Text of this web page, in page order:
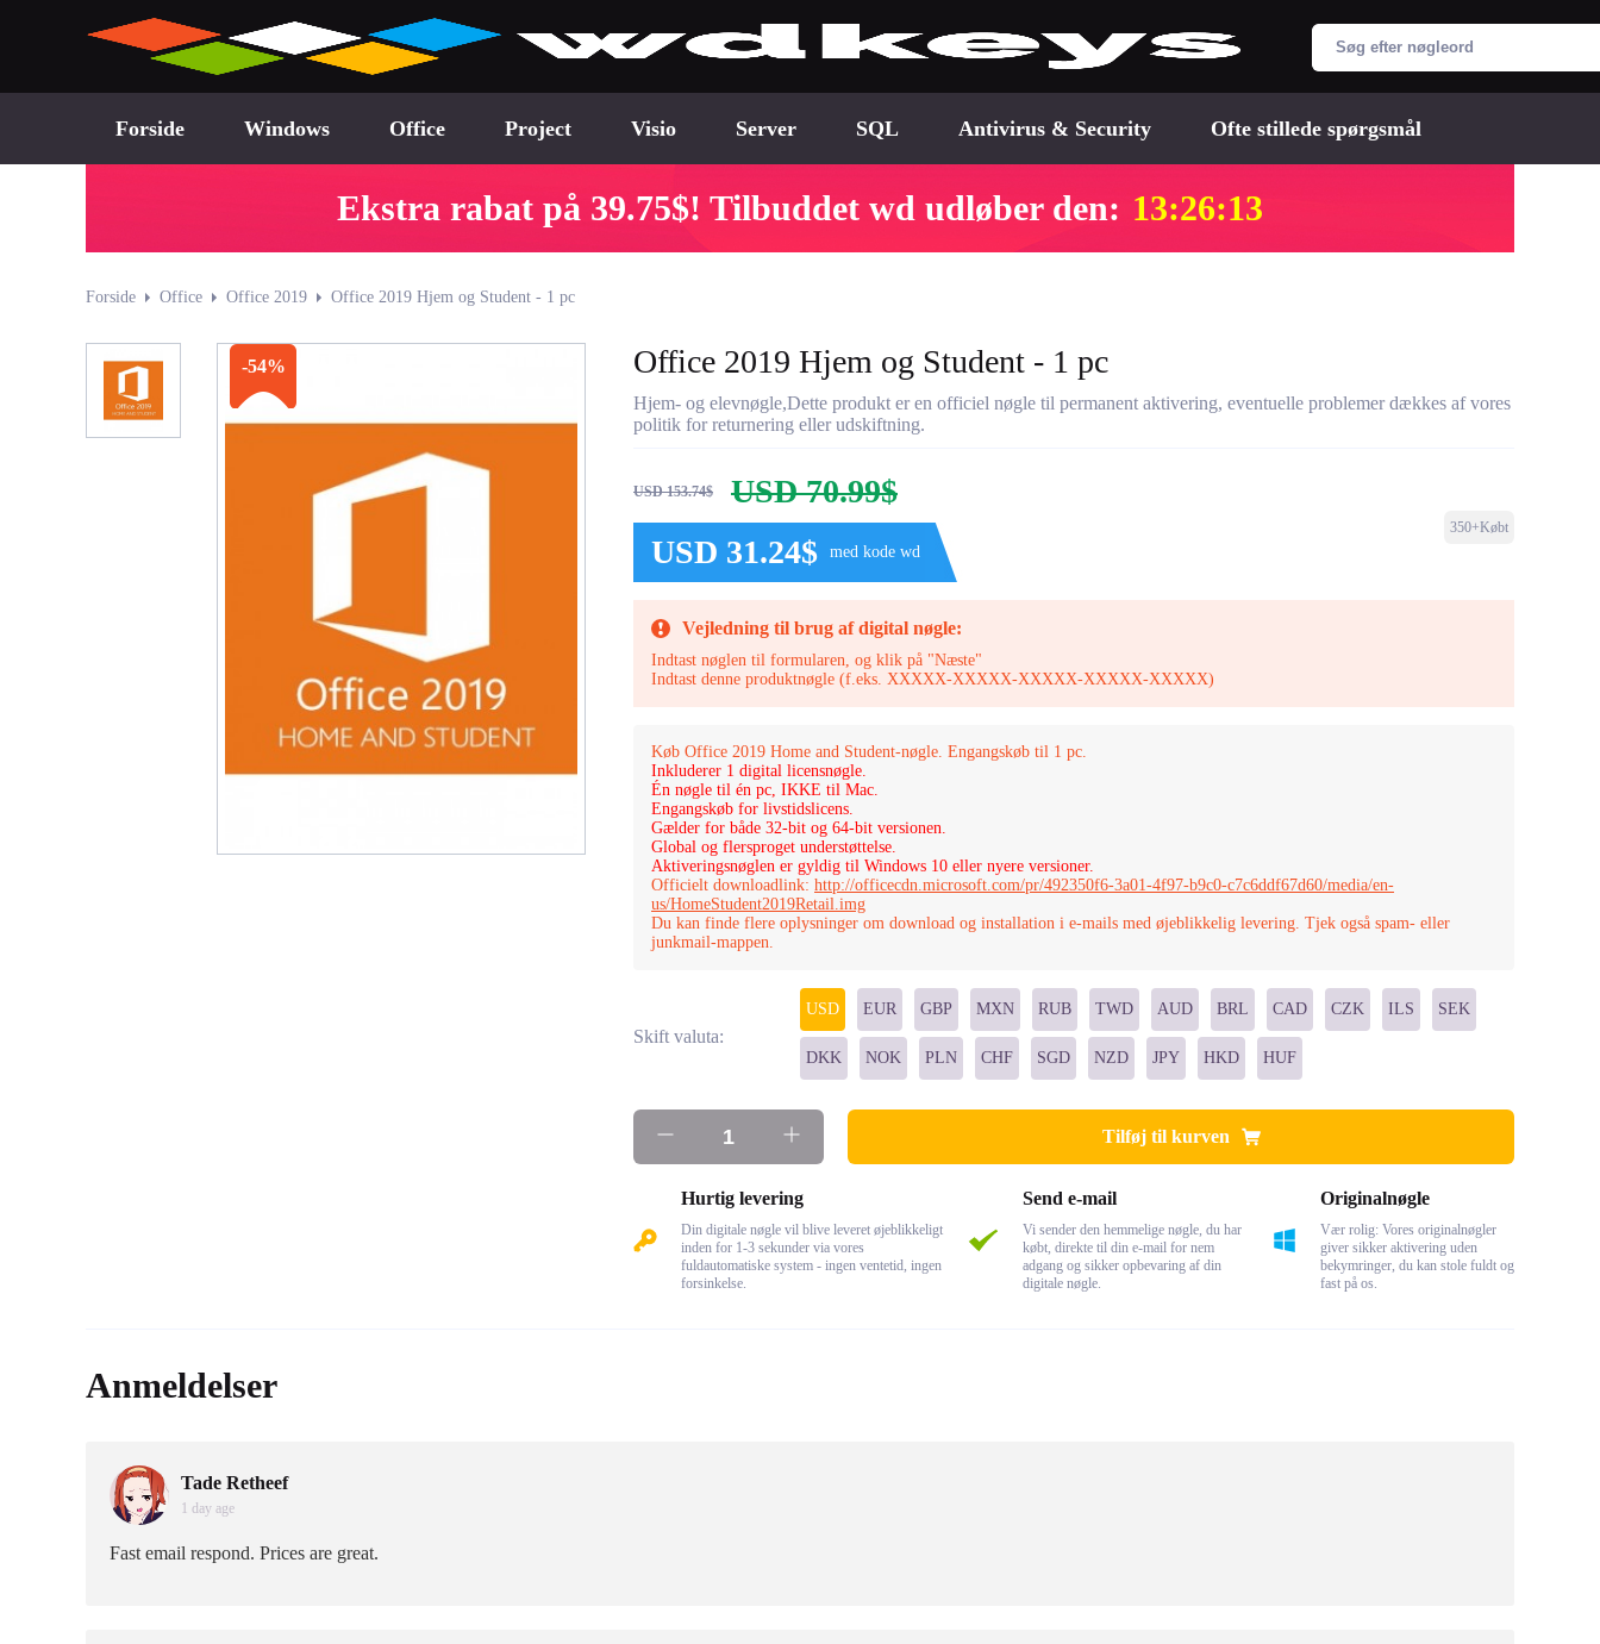
Forside Windows Office Project Visio Server SQL Antivirus & Security Ofte stillede spørgsmål
Ekstra rabat på 39.75$! Tilbuddet wd udløber den: 13:26:12
Forside Office Office 2019 Office 2019 Hjem og Student - 1 pc
-54% Office 2019 Hjem og Student - 1 pc
Hjem- og elevnøgle,Dette produkt er en officiel nøgle til permanent aktivering, eventuelle problemer dækkes af vores
politik for returnering eller udskiftning.
USD 153.74$
USD 70.99$
USD 31.24$
med kode wd
350+Købt
Vejledning til brug af digital nøgle:
Indtast nøglen til formularen, og klik på "Næste"
Indtast denne produktnøgle (f.eks. XXXXX-XXXXX-XXXXX-XXXXX-XXXXX)
Køb Office 2019 Home and Student-nøgle. Engangskøb til 1 pc.
Inkluderer 1 digital licensnøgle.
Én nøgle til én pc, IKKE til Mac.
Engangskøb for livstidslicens.
Gælder for både 32-bit og 64-bit versionen.
Global og flersproget understøttelse.
Aktiveringsnøglen er gyldig til Windows 10 eller nyere versioner.
Officielt downloadlink: http://officecdn.microsoft.com/pr/492350f6-3a01-4f97-b9c0-c7c6ddf67d60/media/en-
us/HomeStudent2019Retail.img
Du kan finde flere oplysninger om download og installation i e-mails med øjeblikkelig levering. Tjek også spam- eller
junkmail-mappen.
Skift valuta:
USD EUR GBP MXN RUB TWD AUD BRL CAD CZK ILS SEK
DKK NOK PLN CHF SGD NZD JPY HKD HUF
Tilføj til kurven
Hurtig levering
Din digitale nøgle vil blive leveret øjeblikkeligt
inden for 1-3 sekunder via vores
fuldautomatiske system - ingen ventetid, ingen
forsinkelse.
Send e-mail
Vi sender den hemmelige nøgle, du har
købt, direkte til din e-mail for nem
adgang og sikker opbevaring af din
digitale nøgle.
Originalnøgle
Vær rolig: Vores originalnøgler
giver sikker aktivering uden
bekymringer, du kan stole fuldt og
fast på os.
Anmeldelser
Tade Retheef
1 day age
Fast email respond. Prices are great.